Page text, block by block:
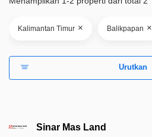
Fitur Unggulan
Kalimantan Timur × Balikpapan ×
Urutkan
Sinar Mas Land